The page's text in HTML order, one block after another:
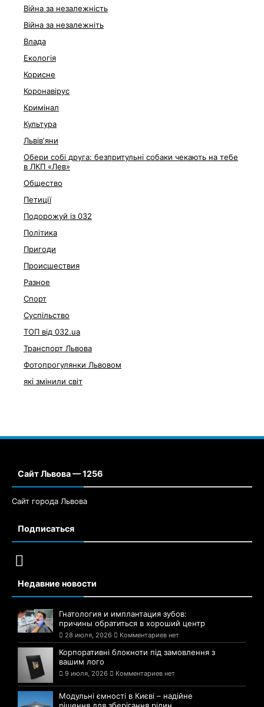
Війна за незалежність
Війна за незалежніть
Влада
Екологія
Корисне
Коронавірус
Кримінал
Культура
Львівʼяни
Обери собі друга: безпритульні собаки чекають на тебе
в ЛКП «Лев»
Общество
Петиції
Подорожуй із 032
Політика
Пригоди
Происшествия
Разное
Спорт
Суспільство
ТОП від 032.ua
Транспорт Львова
Фотопрогулянки Львовом
які змінили світ
Сайт Львова — 1256
Сайт города Львова
Подписаться
Недавние новости
Гнатология и имплантация зубов:
причины обратиться в хороший центр
28 июля, 2026 Комментариев нет
Корпоративні блокноти під замовлення з
вашим лого
9 июля, 2026 Комментариев нет
Модульні ємності в Києві – надійне